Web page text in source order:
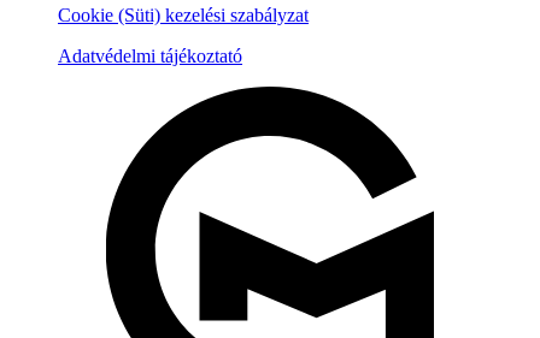
Cookie (Süti) kezelési szabályzat
Adatvédelmi tájékoztató